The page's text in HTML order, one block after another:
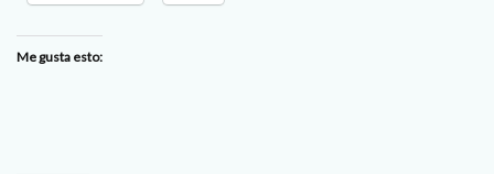
Me gusta esto: